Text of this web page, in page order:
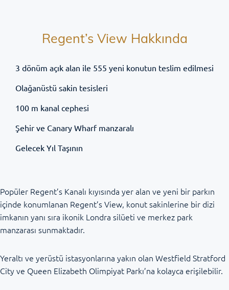
Regent’s View Hakkında
3 dönüm açık alan ile 555 yeni konutun teslim edilmesi
Olağanüstü sakin tesisleri
100 m kanal cephesi
Şehir ve Canary Wharf manzaralı
Gelecek Yıl Taşının
Popüler Regent’s Kanalı kıyısında yer alan ve yeni bir parkın
içinde konumlanan Regent’s View, konut sakinlerine bir dizi
imkanın yanı sıra ikonik Londra silüeti ve merkez park
manzarası sunmaktadır.
Yeraltı ve yerüstü istasyonlarına yakın olan Westfield Stratford
City ve Queen Elizabeth Olimpiyat Parkı’na kolayca erişilebilir.